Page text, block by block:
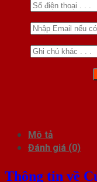
Mô tả
Đánh giá (0)
Thông tin về